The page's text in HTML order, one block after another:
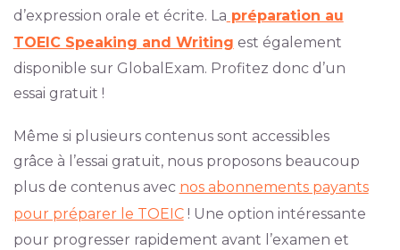
d’expression orale et écrite. La préparation au
TOEIC Speaking and Writing est également
disponible sur GlobalExam. Profitez donc d’un
essai gratuit !
Même si plusieurs contenus sont accessibles
grâce à l’essai gratuit, nous proposons beaucoup
plus de contenus avec nos abonnements payants
pour préparer le TOEIC! Une option intéressante
pour progresser rapidement avant l’examen et